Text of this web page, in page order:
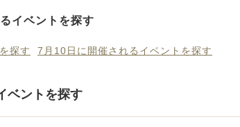
イベントを探す
探す 7月10日に開催されるイベントを探す
ベントを探す